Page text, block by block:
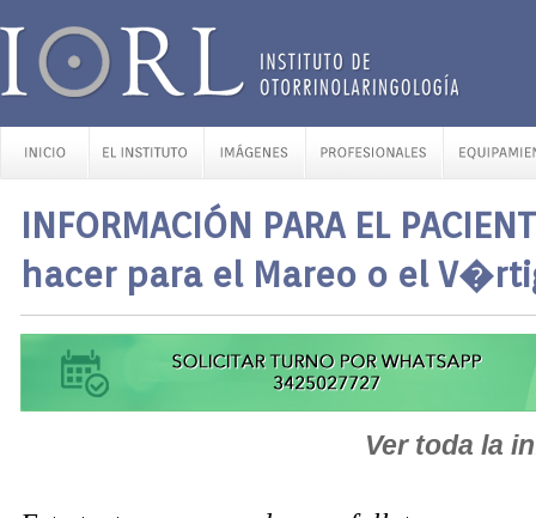
INFORMACIÓN PARA EL
hacer para el Mareo o el
Ver toda la